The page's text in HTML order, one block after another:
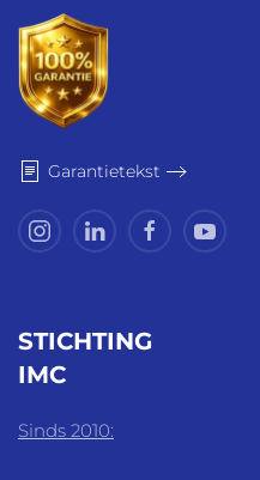
Garantietekst
STICHTING
IMC
Sinds 2010: